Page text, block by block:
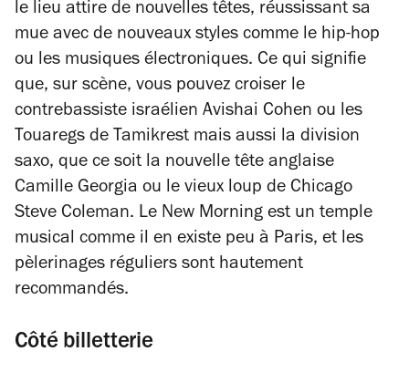
le lieu attire de nouvelles têtes, réussissant sa
mue avec de nouveaux styles comme le hip-hop
ou les musiques électroniques. Ce qui signifie
que, sur scène, vous pouvez croiser le
contrebassiste israélien Avishai Cohen ou les
Touaregs de Tamikrest mais aussi la division
saxo, que ce soit la nouvelle tête anglaise
Camille Georgia ou le vieux loup de Chicago
Steve Coleman. Le New Morning est un temple
musical comme il en existe peu à Paris, et les
pèlerinages réguliers sont hautement
recommandés.
Côté billetterie